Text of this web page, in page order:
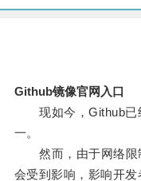
Github镜像官网入口
现如今，Github已
一。
然而，由于网络限
会受到影响，影响开发